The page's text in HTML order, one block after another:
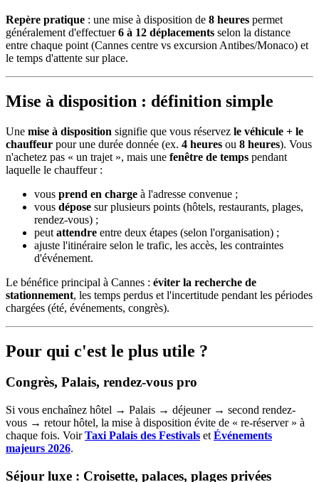
Repère pratique : une mise à disposition de 8 heures permet
généralement d'effectuer6 à 12 déplacements selon la distance
entre chaque point (Cannes centre vs excursion Antibes/Monaco) et
le temps d'attente sur place.
Mise à disposition : définition simple
Une mise à disposition signifie que vous réservez le véhicule + le
chauffeur pour une durée donnée (ex. 4 heures ou 8 heures). Vous
n'achetez pas « un trajet », mais une fenêtre de temps pendant
laquelle le chauffeur :
vous prend en charge à l'adresse convenue ;
vous dépose sur plusieurs points (hôtels, restaurants, plages,
rendez-vous) ;
peut attendre entre deux étapes (selon l'organisation) ;
ajuste l'itinéraire selon le trafic, les accès, les contraintes
d'événement.
Le bénéfice principal à Cannes : éviter la recherche de
stationnement, les temps perdus et l'incertitude pendant les périodes
chargées (été, événements, congrès).
Pour qui c'est le plus utile ?
Congrès, Palais, rendez-vous pro
Si vous enchaînez hôtel → Palais → déjeuner → second rendez-
vous → retour hôtel, la mise à disposition évite de « re-réserver » à
chaque fois. VoirTaxi Palais des Festivals et Événements
majeurs 2026.
Séjour luxe : Croisette, palaces, plages privées